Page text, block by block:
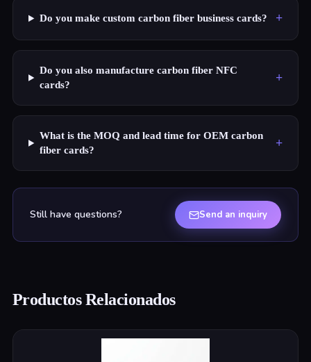
Do you make custom carbon fiber business cards? +
Do you also manufacture carbon fiber NFC
cards?
+
What is the MOQ and lead time for OEM carbon
fiber cards?
+
Still have questions? Send an inquiry
Productos Relacionados